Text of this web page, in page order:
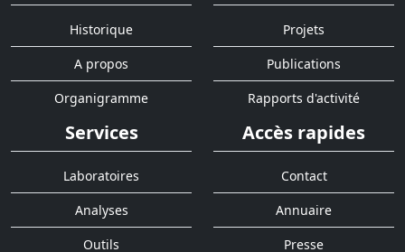
Historique
A propos
Organigramme
Projets
Publications
Rapports d'activité
Services
Laboratoires
Analyses
Outils
Accès rapides
Contact
Annuaire
Presse